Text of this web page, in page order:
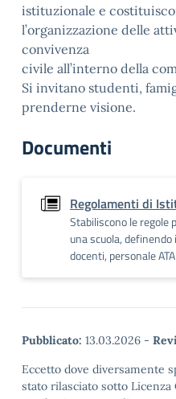
istituzionale e
l’organizzazione delle
convivenza
civile all’interno della
Si invitano studenti,
prenderne visione.
Documenti
Regolamenti di
Stabiliscono le regole
una scuola,
docenti, personale
Pubblicato: 13.03.2026 -
Eccetto dove diversamente
stato rilasciato sotto Licenza